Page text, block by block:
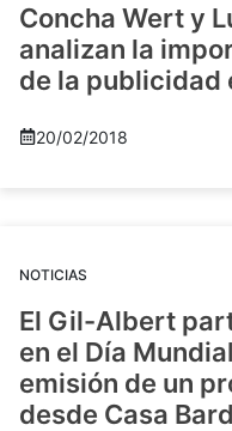
Concha Wert y
analizan la
de la publicidad
20/02/2018
NOTICIAS
El Gil-Albert
en el Día
emisión de un
desde Casa